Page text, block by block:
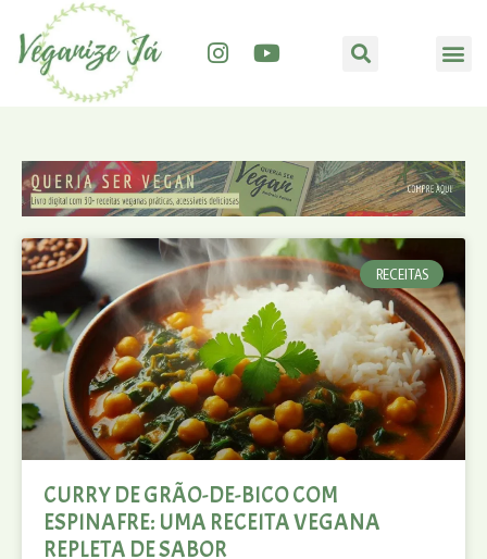
RECEITAS
CURRY DE GRÃO-DE-BICO COM
ESPINAFRE: UMA RECEITA VEGANA
REPLETA DE SABOR